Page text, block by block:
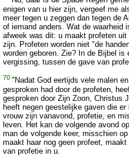
enigen van u hier zijn, vergeef me
meer tegen u zeggen dan tegen de
of iemand anders. Wat de waarheid
afweek was dit: u maakt profeten
zijn. Profeten worden niet "de
worden geboren. Zie? In de Bijbel is
vergissing, tussen de gave van
70 "Nadat God eertijds vele malen
gesproken had door de profeten,
gesproken door Zijn Zoon, Christus
heeft negen geestelijke gaven die
vrouw zijn vanavond, profetie, en
leven. Het kan de volgende avond op
man de volgende keer, misschien op
maakt haar nog geen profeet,
van profetie in u.